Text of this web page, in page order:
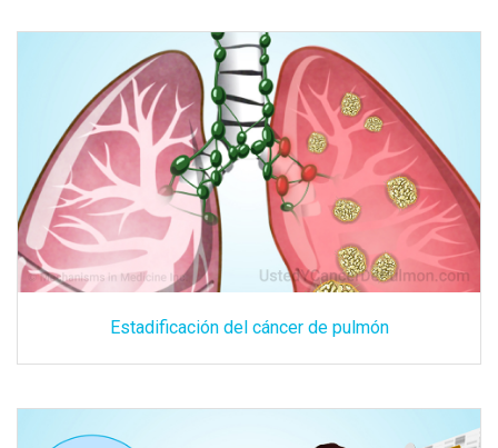
Estadificación del cáncer de pulmón